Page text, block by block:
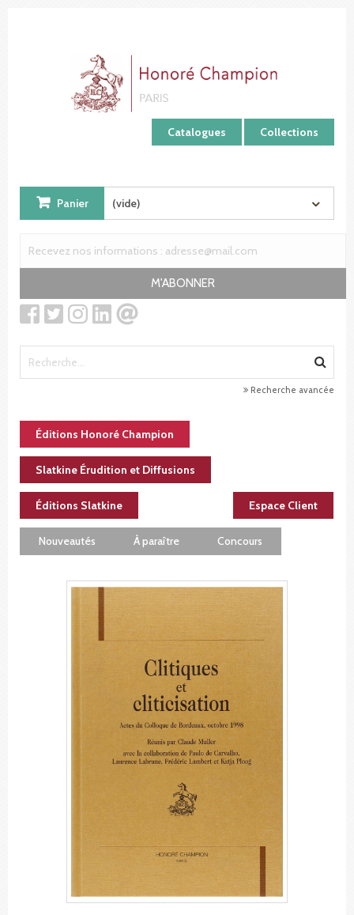
Catalogues Collections
Panier (vide)
M'ABONNER
Recherche avancée
Éditions Honoré Champion
Slatkine Érudition et Diffusions
Éditions Slatkine Espace Client
Nouveautés À paraître Concours